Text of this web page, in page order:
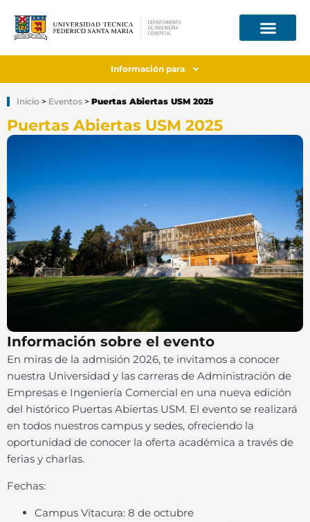
Información para
Inicio > Eventos > Puertas Abiertas USM 2025
Puertas Abiertas USM 2025
Información sobre el evento
En miras de la admisión 2026, te invitamos a conocer
nuestra Universidad y las carreras de Administración de
Empresas e Ingeniería Comercial en una nueva edición
del histórico Puertas Abiertas USM. El evento se realizará
en todos nuestros campus y sedes, ofreciendo la
oportunidad de conocer la oferta académica a través de
ferias y charlas.
Fechas:
Campus Vitacura: 8 de octubre